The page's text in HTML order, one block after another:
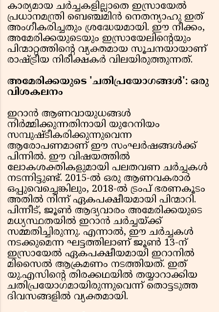
കാര്യമായ ചർച്ചകളില്ലാതെ ഇസ്രായേൽ
പ്രധാനമന്ത്രി ബെഞ്ചമിൻ നെതന്യാഹു ഇത്
അംഗീകരിച്ചതും ശ്രദ്ധേയമായി. ഈ നീക്കം,
അമേരിക്കയുടെയും ഇസ്രായേലിന്റെയും
പിന്മാറ്റത്തിന്റെ വ്യക്തമായ സൂചനയായാണ്
രാഷ്ട്രീയ നിരീക്ഷകർ വിലയിരുത്തുന്നത്.
അമേരിക്കയുടെ 'ചതിപ്രയോഗങ്ങൾ': ഒരു
വിശകലനം
ഇറാൻ ആണവായുധങ്ങൾ
നിർമ്മിക്കുന്നതിനായി യുറേനിയം
സമ്പുഷ്ടീകരിക്കുന്നുവെന്ന
ആരോപണമാണ് ഈ സംഘർഷങ്ങൾക്ക്
പിന്നിൽ. ഈ വിഷയത്തിൽ
ലോകശക്തികളുമായി പലതവണ ചർച്ചകൾ
നടന്നിട്ടുണ്ട്. 2015-ൽ ഒരു ആണവകരാർ
ഒപ്പുവെച്ചെങ്കിലും, 2018-ൽ ട്രംപ് ഭരണകൂടം
അതിൽ നിന്ന് ഏകപക്ഷീയമായി പിന്മാറി.
പിന്നീട്, ജൂൺ ആദ്യവാരം അമേരിക്കയുടെ
മധ്യസ്ഥതയിൽ ഇറാൻ ചർച്ചയ്ക്ക്
സമ്മതിച്ചിരുന്നു. എന്നാൽ, ഈ ചർച്ചകൾ
നടക്കുമെന്ന ഘട്ടത്തിലാണ് ജൂൺ 13-ന്
ഇസ്രായേൽ ഏകപക്ഷീയമായി ഇറാനിൽ
മിസൈൽ ആക്രമണം നടത്തിയത്. ഇത്
യു.എസിന്റെ തിരക്കഥയിൽ തയ്യാറാക്കിയ
ചതിപ്രയോഗമായിരുന്നുവെന്ന് തൊട്ടടുത്ത
ദിവസങ്ങളിൽ വ്യക്തമായി.